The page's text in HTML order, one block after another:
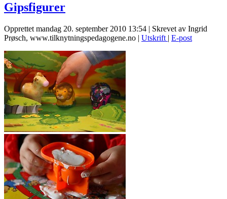
Gipsfigurer
Opprettet mandag 20. september 2010 13:54 | Skrevet av Ingrid
Prøsch, www.tilknytningspedagogene.no | Utskrift | E-post